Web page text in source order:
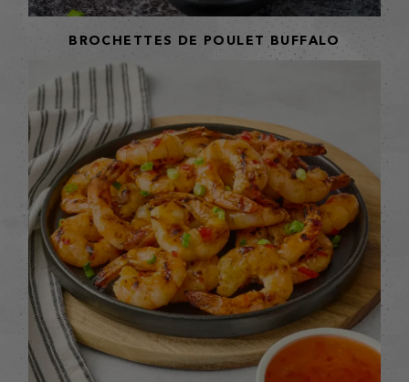
BROCHETTES DE POULET BUFFALO